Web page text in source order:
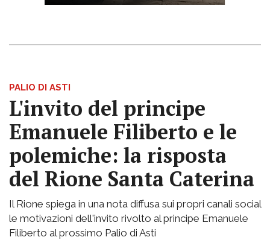
PALIO DI ASTI
L'invito del principe
Emanuele Filiberto e le
polemiche: la risposta
del Rione Santa Caterina
Il Rione spiega in una nota diffusa sui propri canali social
le motivazioni dell'invito rivolto al principe Emanuele
Filiberto al prossimo Palio di Asti